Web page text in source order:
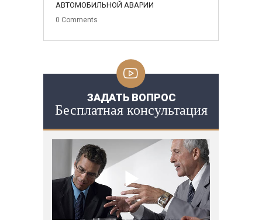
АВТОМОБИЛЬНОЙ АВАРИИ
0 Comments
ЗАДАТЬ ВОПРОС
Бесплатная консультация